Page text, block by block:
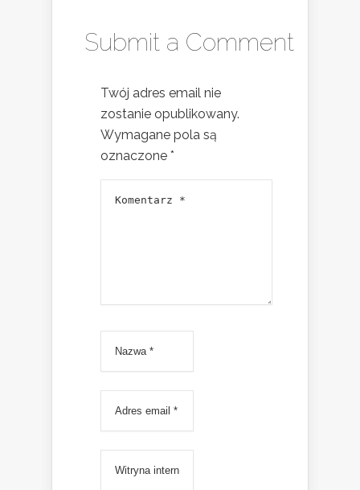
Submit a Comment
Twój adres email nie
zostanie opublikowany.
Wymagane pola są
oznaczone *